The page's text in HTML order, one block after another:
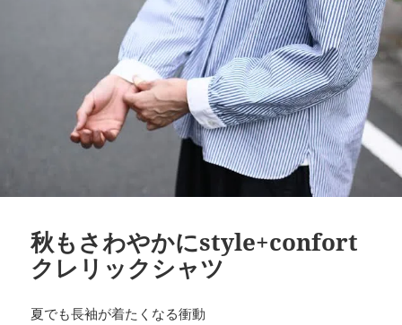
秋もさわやかにstyle+confort
クレリックシャツ
夏でも長袖が着たくなる衝動